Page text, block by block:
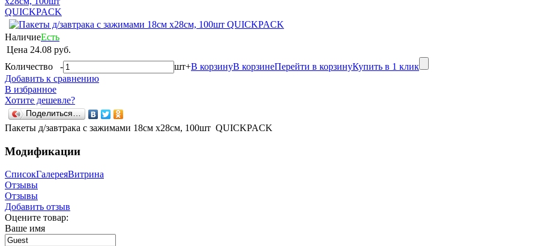
НаличиеЕсть
Цена 24.08 руб.
Количество - шт+В корзинуВ корзинеПерейти в корзинуКупить в 1 клик
Добавить к сравнению
В избранное
Хотите дешевле?
Поделиться…
Пакеты д/завтрака с зажимами 18см х28см, 100шт QUICKPACK
Модификации
СписокГалереяВитрина
Отзывы
Отзывы
Добавить отзыв
Оцените товар:
Ваше имя